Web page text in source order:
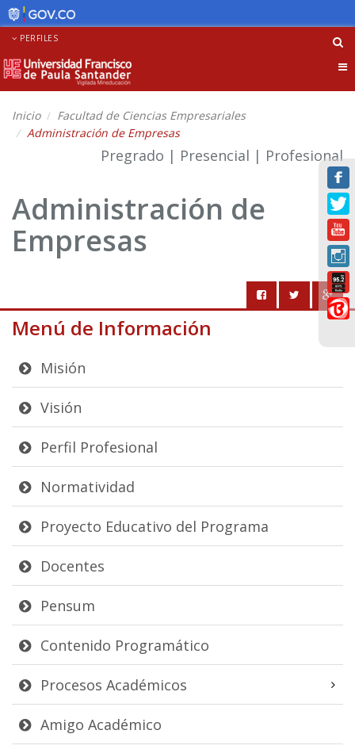
PERFILES
Inicio
Facultad de Ciencias Empresariales
Administración de Empresas
Pregrado | Presencial | Profesional
Administración de
Empresas
Menú de Información
Misión
Visión
Perfil Profesional
Normatividad
Proyecto Educativo del Programa
Docentes
Pensum
Contenido Programático
Procesos Académicos
Amigo Académico